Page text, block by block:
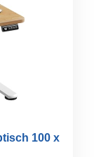
100 x